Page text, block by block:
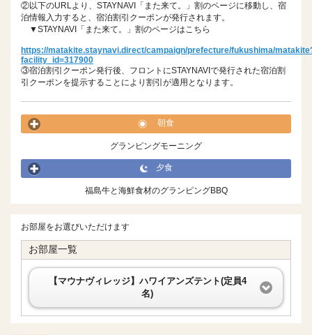
②以下のURLより、STAYNAVI「また来て。」割のページに移動し、宿
泊情報入力すると、宿泊割引クーポンが発行されます。
▼STAYNAVI「また来て。」割のページはこちら
https://matakite.staynavi.direct/campaign/prefecture/fukushima/
facility_id=317900
③宿泊割引クーポン発行後、フロントにSTAYNAVIで発行された宿泊割
引クーポンを提示することにより割引が適用となります。
朝食
グランピングモーニング
夕食
福島牛と海鮮食材のグランピングBBQ
お部屋をお選びいただけます
お部屋一覧
【マウナヴィレッジ】ハワイアンズテント(定員4
名)